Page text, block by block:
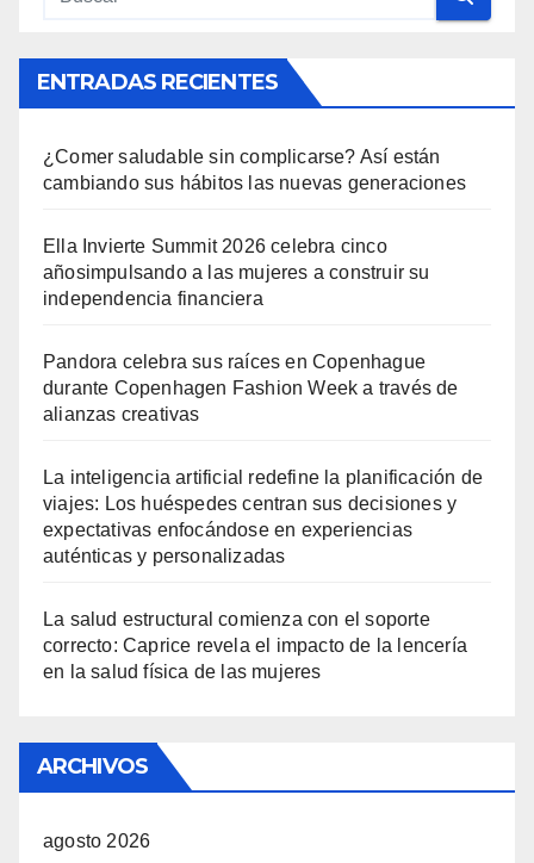
ENTRADAS RECIENTES
¿Comer saludable sin complicarse? Así están
cambiando sus hábitos las nuevas generaciones
Ella Invierte Summit 2026 celebra cinco
añosimpulsando a las mujeres a construir su
independencia financiera
Pandora celebra sus raíces en Copenhague
durante Copenhagen Fashion Week a través de
alianzas creativas
La inteligencia artificial redefine la planificación de
viajes: Los huéspedes centran sus decisiones y
expectativas enfocándose en experiencias
auténticas y personalizadas
La salud estructural comienza con el soporte
correcto: Caprice revela el impacto de la lencería
en la salud física de las mujeres
ARCHIVOS
agosto 2026